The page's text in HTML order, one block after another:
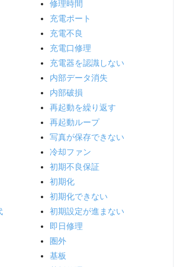
修理時間
充電ポート
充電不良
充電口修理
充電器を認識しない
内部データ消失
内部破損
再起動を繰り返す
再起動ループ
写真が保存できない
冷却ファン
初期不良保証
初期化
初期化できない
初期設定が進まない
即日修理
圏外
基板